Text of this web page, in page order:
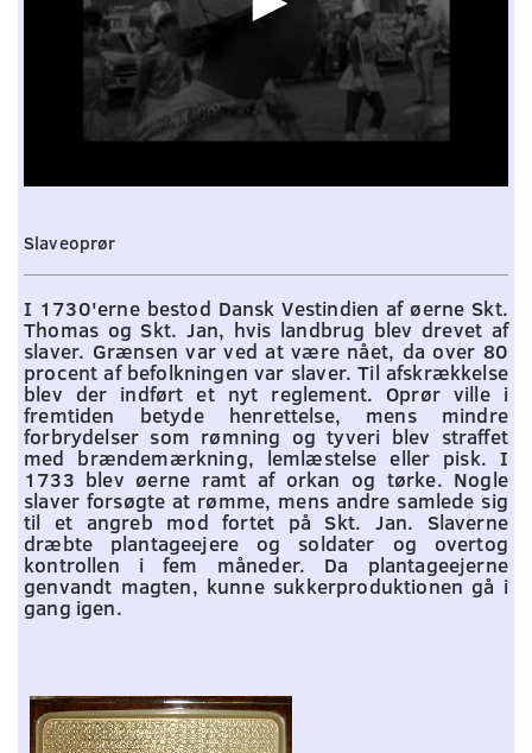
of
0
seconds
Slaveoprør
I 1730'erne bestod Dansk Vestindien af øerne Skt.
Thomas og Skt. Jan, hvis landbrug blev drevet af
slaver. Grænsen var ved at være nået, da over 80
procent af befolkningen var slaver. Til afskrækkelse
blev der indført et nyt reglement. Oprør ville i
fremtiden betyde henrettelse, mens mindre
forbrydelser som rømning og tyveri blev straffet
med brændemærkning, lemlæstelse eller pisk. I
1733 blev øerne ramt af orkan og tørke. Nogle
slaver forsøgte at rømme, mens andre samlede sig
til et angreb mod fortet på Skt. Jan. Slaverne
dræbte plantageejere og soldater og overtog
kontrollen i fem måneder. Da plantageejerne
genvandt magten, kunne sukkerproduktionen gå i
gang igen.